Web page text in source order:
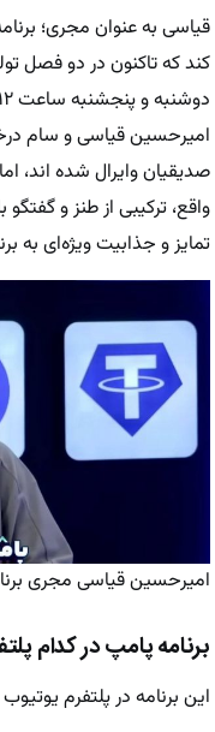
قیاسی به عنوان مجری؛
کند که تاکنون در دو فصل
امیرحسین قیاسی و سام
صدیقیان وایرال شده ‌اند،
واقع، ترکیبی از طنز و
تمایز و جذابیت ویژه‌ای به
امیرحسین قیاسی مجری
برنامه پامپ در کدام
این برنامه در پلتفرم